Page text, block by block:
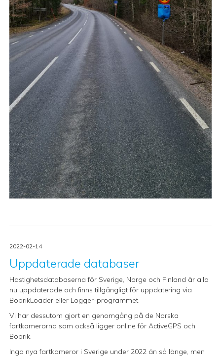
2022-02-14
Uppdaterade databaser
Hastighetsdatabaserna för Sverige, Norge och Finland är alla
nu uppdaterade och finns tillgängligt för uppdatering via
BobrikLoader eller Logger-programmet.
Vi har dessutom gjort en genomgång på de Norska
fartkamerorna som också ligger online för ActiveGPS och
Bobrik.
Inga nya fartkameror i Sverige under 2022 än så länge, men